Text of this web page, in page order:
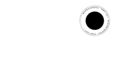
MASTER ARTISAN · SINCE 1927 · MASTER ARTISAN · SINCE 1927 ·